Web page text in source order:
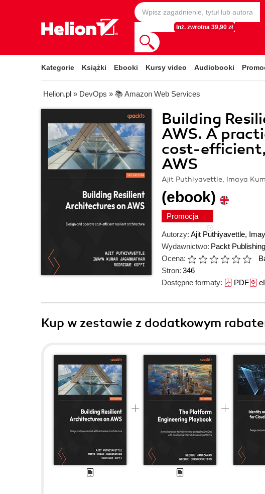
Inż. zwrotna 39,90 zł
Kategorie Książki Ebooki Kursy video Audiobooki
Helion.pl » DevOps » 📚 Amazon Web Services
Building
AWS. A
cost-
AWS
Ajit Puthiyavettle, Imaya
(ebook)
Promocja
Autorzy: Ajit Puthiyavettle,
Wydawnictwo: Packt Publishing
Ocena:
Stron: 346
Dostępne formaty: PDF
Kup w zestawie z dodatkowym